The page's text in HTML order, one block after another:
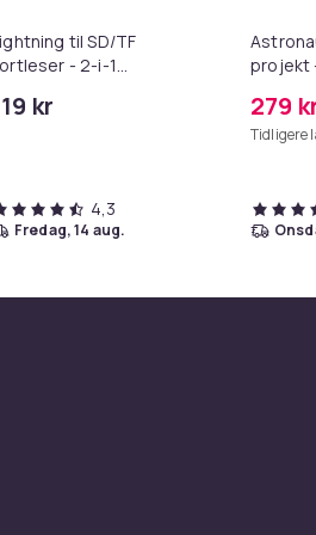
til SD/TF
- 2-i-1
iPad
kr
4,3
fredag, 14 aug.
projekt
USB
279
Tidligere